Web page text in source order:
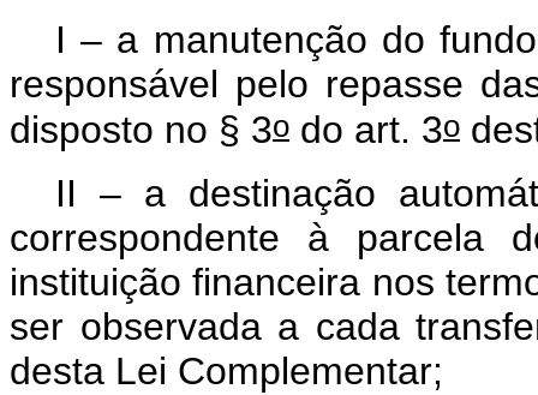
I – a manutenção do
responsável pelo repasse
disposto no § 3o do art. 3o
II – a destinação
correspondente à parcela
instituição financeira nos
ser observada a cada
desta Lei Complementar;